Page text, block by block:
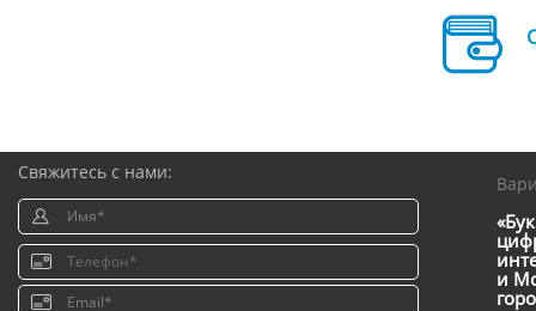
Свяжитесь с нами:
и